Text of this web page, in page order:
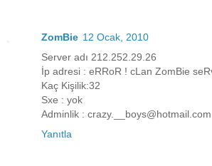
ZomBie 12 Ocak, 2010
Server adı 212.252.29.26
İp adresi : eRRoR ! cLan ZomBie
Kaç Kişilik:32
Sxe : yok
Adminlik : crazy.__boys@hotmail.com
Yanıtla